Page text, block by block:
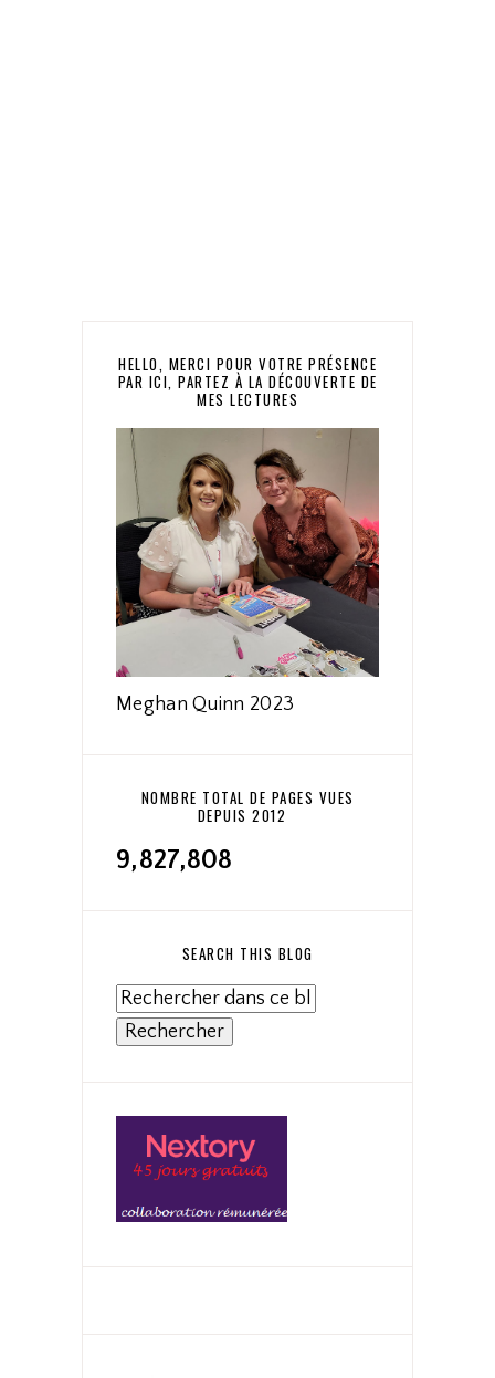
HELLO, MERCI POUR VOTRE PRÉSENCE
PAR ICI, PARTEZ À LA DÉCOUVERTE DE
MES LECTURES
Meghan Quinn 2023
NOMBRE TOTAL DE PAGES VUES
DEPUIS 2012
9,827,808
SEARCH THIS BLOG